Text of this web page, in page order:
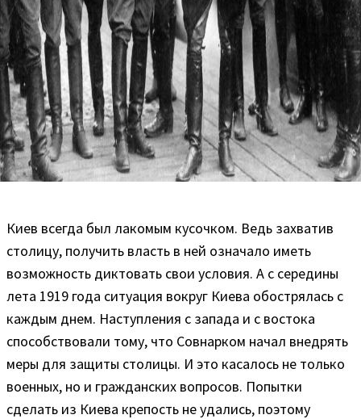
Киев всегда был лакомым кусочком. Ведь захватив
столицу, получить власть в ней означало иметь
возможность диктовать свои условия. А с середины
лета 1919 года ситуация вокруг Киева обострялась с
каждым днем. Наступления с запада и с востока
способствовали тому, что Совнарком начал внедрять
меры для защиты столицы. И это касалось не только
военных, но и гражданских вопросов. Попытки
сделать из Киева крепость не удались, поэтому